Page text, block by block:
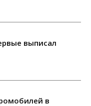
выписал
в